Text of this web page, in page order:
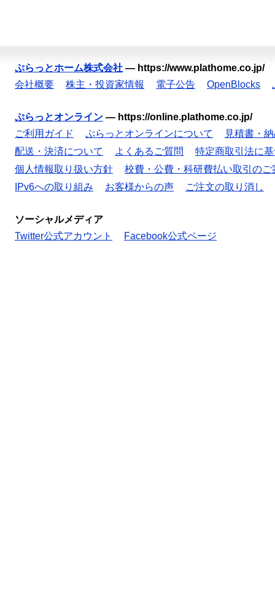
ぷらっとホーム株式会社 — https://www.plathome.co.jp/
会社概要
株主・投資家情報 電子公告 OpenBlocks
ぷらっとオンライン — https://online.plathome.co.jp/
ご利用ガイド
ぷらっとオンラインについて
見積書・
配送・決済について
よくあるご質問
特定商取引法に
個人情報取り扱い方針
校費・公費・科研費払い取引のご
IPv6への取り組み
お客様からの声 ご注文の取り消し
ソーシャルメディア
Twitter公式アカウント
Facebook公式ページ